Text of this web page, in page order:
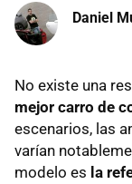
Daniel
No existe una
mejor carro de
escenarios, las
varían
modelo es la